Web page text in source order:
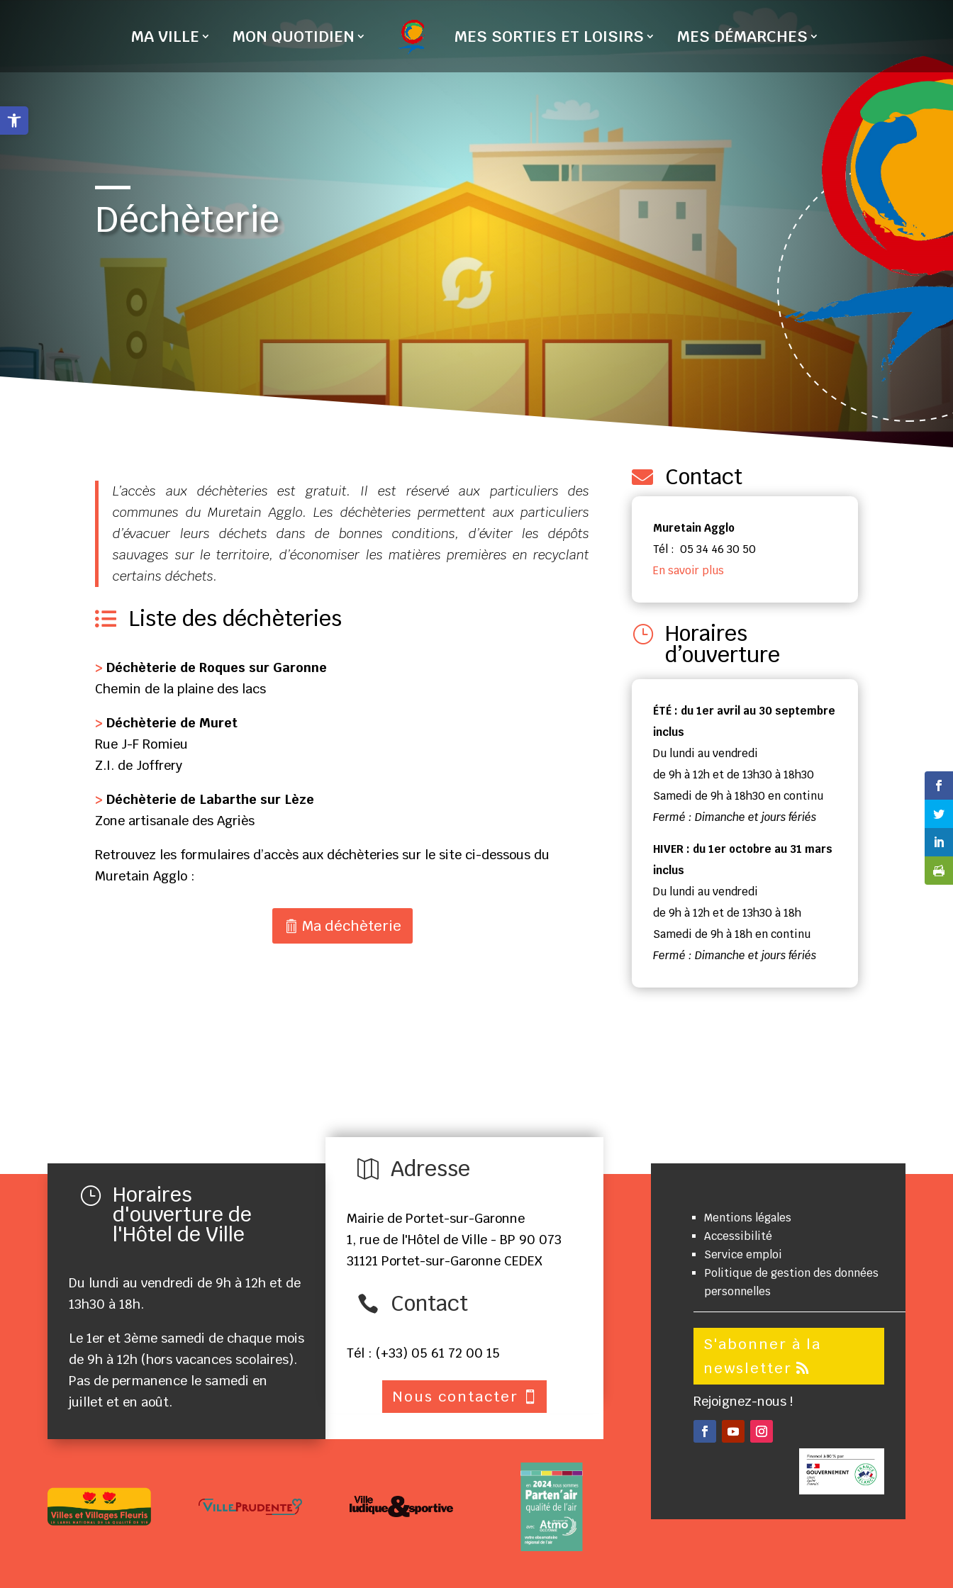
Ouvrir la barre d’outils
MA VILLE MON QUOTIDIEN MES SORTIES ET LOISIRS MES DÉMARCHES
Déchèterie
L’accès aux déchèteries est gratuit. Il est réservé aux particuliers des
communes du Muretain Agglo. Les déchèteries permettent aux particuliers
d’évacuer leurs déchets dans de bonnes conditions, d’éviter les dépôts
sauvages sur le territoire, d’économiser les matières premières en recyclant
certains déchets.
 Liste des déchèteries
> Déchèterie de Roques sur Garonne
Chemin de la plaine des lacs
> Déchèterie de Muret
Rue J-F Romieu
Z.I. de Joffrery
> Déchèterie de Labarthe sur Lèze
Zone artisanale des Agriès
Retrouvez les formulaires d’accès aux déchèteries sur le site ci-dessous du
Muretain Agglo :
Ma déchèterie
 Contact
Muretain Agglo
Tél : 05 34 46 30 50
En savoir plus
} Horaires
d’ouverture
ÉTÉ : du 1er avril au 30 septembre
inclus
Du lundi au vendredi
de 9h à 12h et de 13h30 à 18h30
Samedi de 9h à 18h30 en continu
Fermé : Dimanche et jours fériés
HIVER : du 1er octobre au 31 mars
inclus
Du lundi au vendredi
de 9h à 12h et de 13h30 à 18h
Samedi de 9h à 18h en continu
Fermé : Dimanche et jours fériés
} Horaires
d'ouverture de
l'Hôtel de Ville
Du lundi au vendredi de 9h à 12h et de
13h30 à 18h.
Le 1er et 3ème samedi de chaque mois
de 9h à 12h (hors vacances scolaires).
Pas de permanence le samedi en
juillet et en août.
 Adresse
Mairie de Portet-sur-Garonne
1, rue de l'Hôtel de Ville - BP 90 073
31121 Portet-sur-Garonne CEDEX
 Contact
Tél : (+33) 05 61 72 00 15
Nous contacter
Mentions légales
Accessibilité
Service emploi
Politique de gestion des données
personnelles
S'abonner à la
newsletter
Rejoignez-nous !
Instagram